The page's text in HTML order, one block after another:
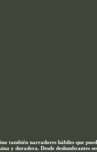
también narradores hábiles que
y duradera. Desde